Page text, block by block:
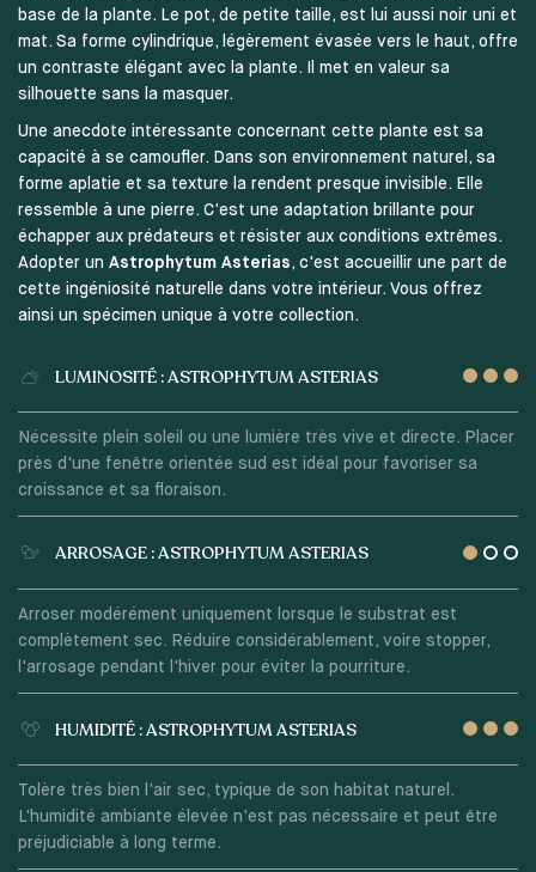
base de la plante. Le pot, de petite taille, est lui aussi noir uni et
mat. Sa forme cylindrique, légèrement évasée vers le haut, offre
un contraste élégant avec la plante. Il met en valeur sa
silhouette sans la masquer.
Une anecdote intéressante concernant cette plante est sa
capacité à se camoufler. Dans son environnement naturel, sa
forme aplatie et sa texture la rendent presque invisible. Elle
ressemble à une pierre. C'est une adaptation brillante pour
échapper aux prédateurs et résister aux conditions extrêmes.
Adopter un Astrophytum Asterias, c'est accueillir une part de
cette ingéniosité naturelle dans votre intérieur. Vous offrez
ainsi un spécimen unique à votre collection.
LUMINOSITÉ : ASTROPHYTUM ASTERIAS
Nécessite plein soleil ou une lumière très vive et directe. Placer
près d'une fenêtre orientée sud est idéal pour favoriser sa
croissance et sa floraison.
ARROSAGE : ASTROPHYTUM ASTERIAS
Arroser modérément uniquement lorsque le substrat est
complètement sec. Réduire considérablement, voire stopper,
l'arrosage pendant l'hiver pour éviter la pourriture.
HUMIDITÉ : ASTROPHYTUM ASTERIAS
Tolère très bien l'air sec, typique de son habitat naturel.
L'humidité ambiante élevée n'est pas nécessaire et peut être
préjudiciable à long terme.